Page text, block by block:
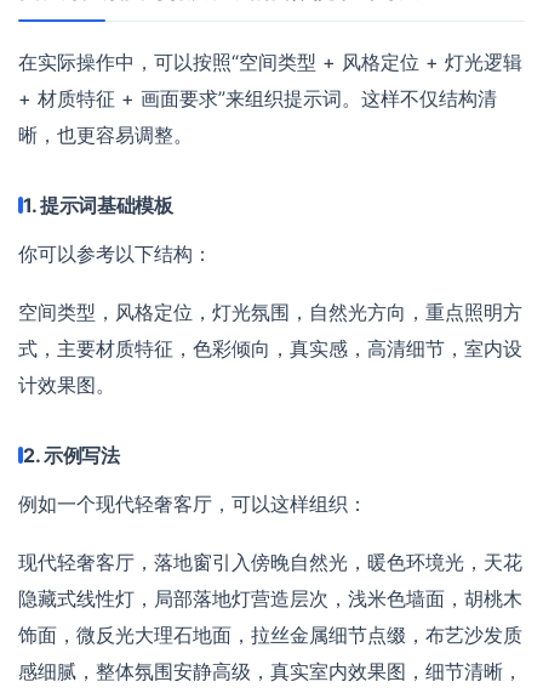
在实际操作中，可以按照“空间类型 + 风格定位 + 灯光逻辑
+ 材质特征 + 画面要求”来组织提示词。这样不仅结构清
晰，也更容易调整。
1. 提示词基础模板
你可以参考以下结构：
空间类型，风格定位，灯光氛围，自然光方向，重点照明方
式，主要材质特征，色彩倾向，真实感，高清细节，室内设
计效果图。
2. 示例写法
例如一个现代轻奢客厅，可以这样组织：
现代轻奢客厅，落地窗引入傍晚自然光，暖色环境光，天花
隐藏式线性灯，局部落地灯营造层次，浅米色墙面，胡桃木
饰面，微反光大理石地面，拉丝金属细节点缀，布艺沙发质
感细腻，整体氛围安静高级，真实室内效果图，细节清晰，